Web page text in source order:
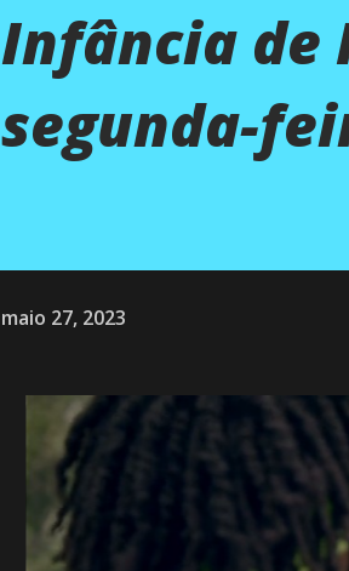
Infância de
segunda-
maio 27, 2023